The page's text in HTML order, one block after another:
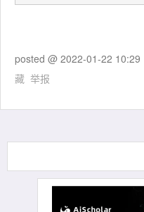
posted @ 2022-01-22 10:29
藏 举报